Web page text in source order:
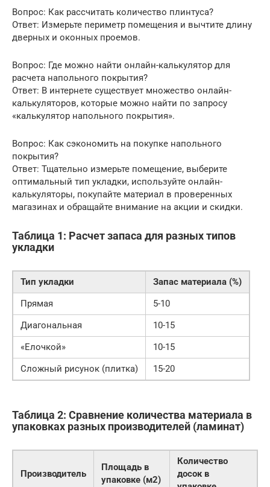
Вопрос: Как рассчитать количество плинтуса?
Ответ: Измерьте периметр помещения и вычтите длину
дверных и оконных проемов.
Вопрос: Где можно найти онлайн-калькулятор для
расчета напольного покрытия?
Ответ: В интернете существует множество онлайн-
калькуляторов, которые можно найти по запросу
«калькулятор напольного покрытия».
Вопрос: Как сэкономить на покупке напольного
покрытия?
Ответ: Тщательно измерьте помещение, выберите
оптимальный тип укладки, используйте онлайн-
калькуляторы, покупайте материал в проверенных
магазинах и обращайте внимание на акции и скидки.
Таблица 1: Расчет запаса для разных типов
укладки
Тип укладки
Запас материала (%)
Прямая
5-10
Диагональная
10-15
«Елочкой»
10-15
Сложный рисунок (плитка)
15-20
Таблица 2: Сравнение количества материала в
упаковках разных производителей (ламинат)
Производитель
Площадь в
упаковке (м2)
Количество
досок в